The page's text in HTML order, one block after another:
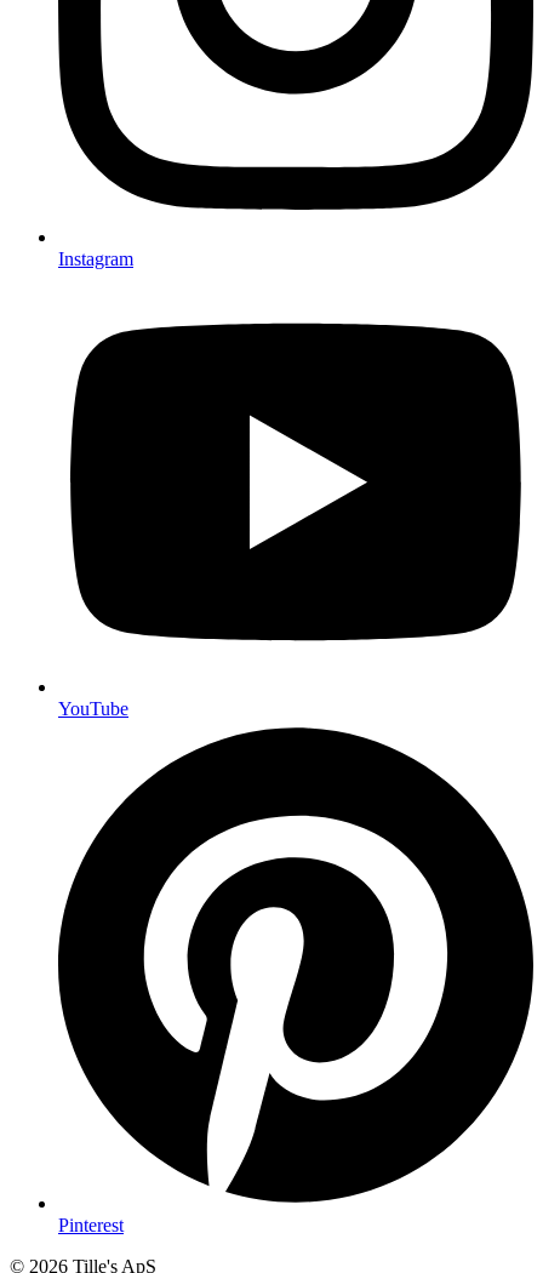
Instagram
YouTube
Pinterest
© 2026 Tille's ApS